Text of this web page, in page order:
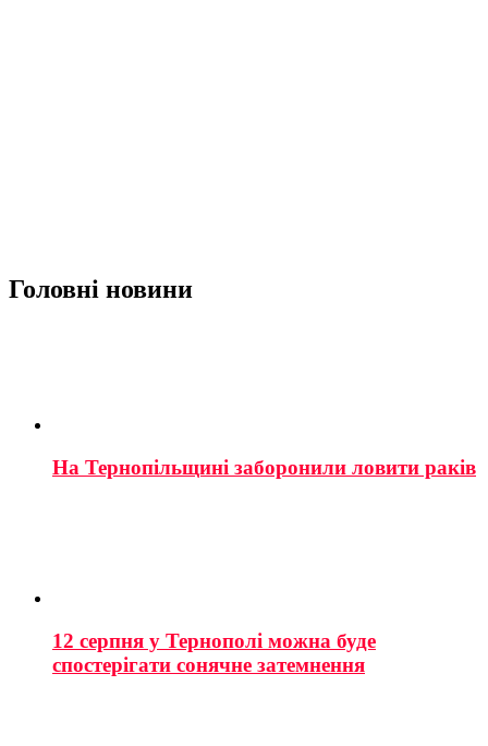
Головні новини
На Тернопільщині заборонили ловити раків
12 серпня у Тернополі можна буде
спостерігати сонячне затемнення